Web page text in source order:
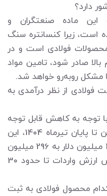
دارد؟
این ماده صنعتگران و
است، زیرا کنسانتره سنگ
فولادی است و در
صادر شود، تامین مواد
مشکل روبه‌رو خواهد شد.
از نظر درآمدی به
توجه به کاهش قابل توجه
واردات این محصولات از فروردین تا پایان تیرماه 1404، این
آمار از لحاظ میزان درآمد از 424 میلیون دلار به 296 میلیون
دلار رسیده که این مورد، کاهش ارزش واردات تا حدود 30
محصول فولادی به ثبت